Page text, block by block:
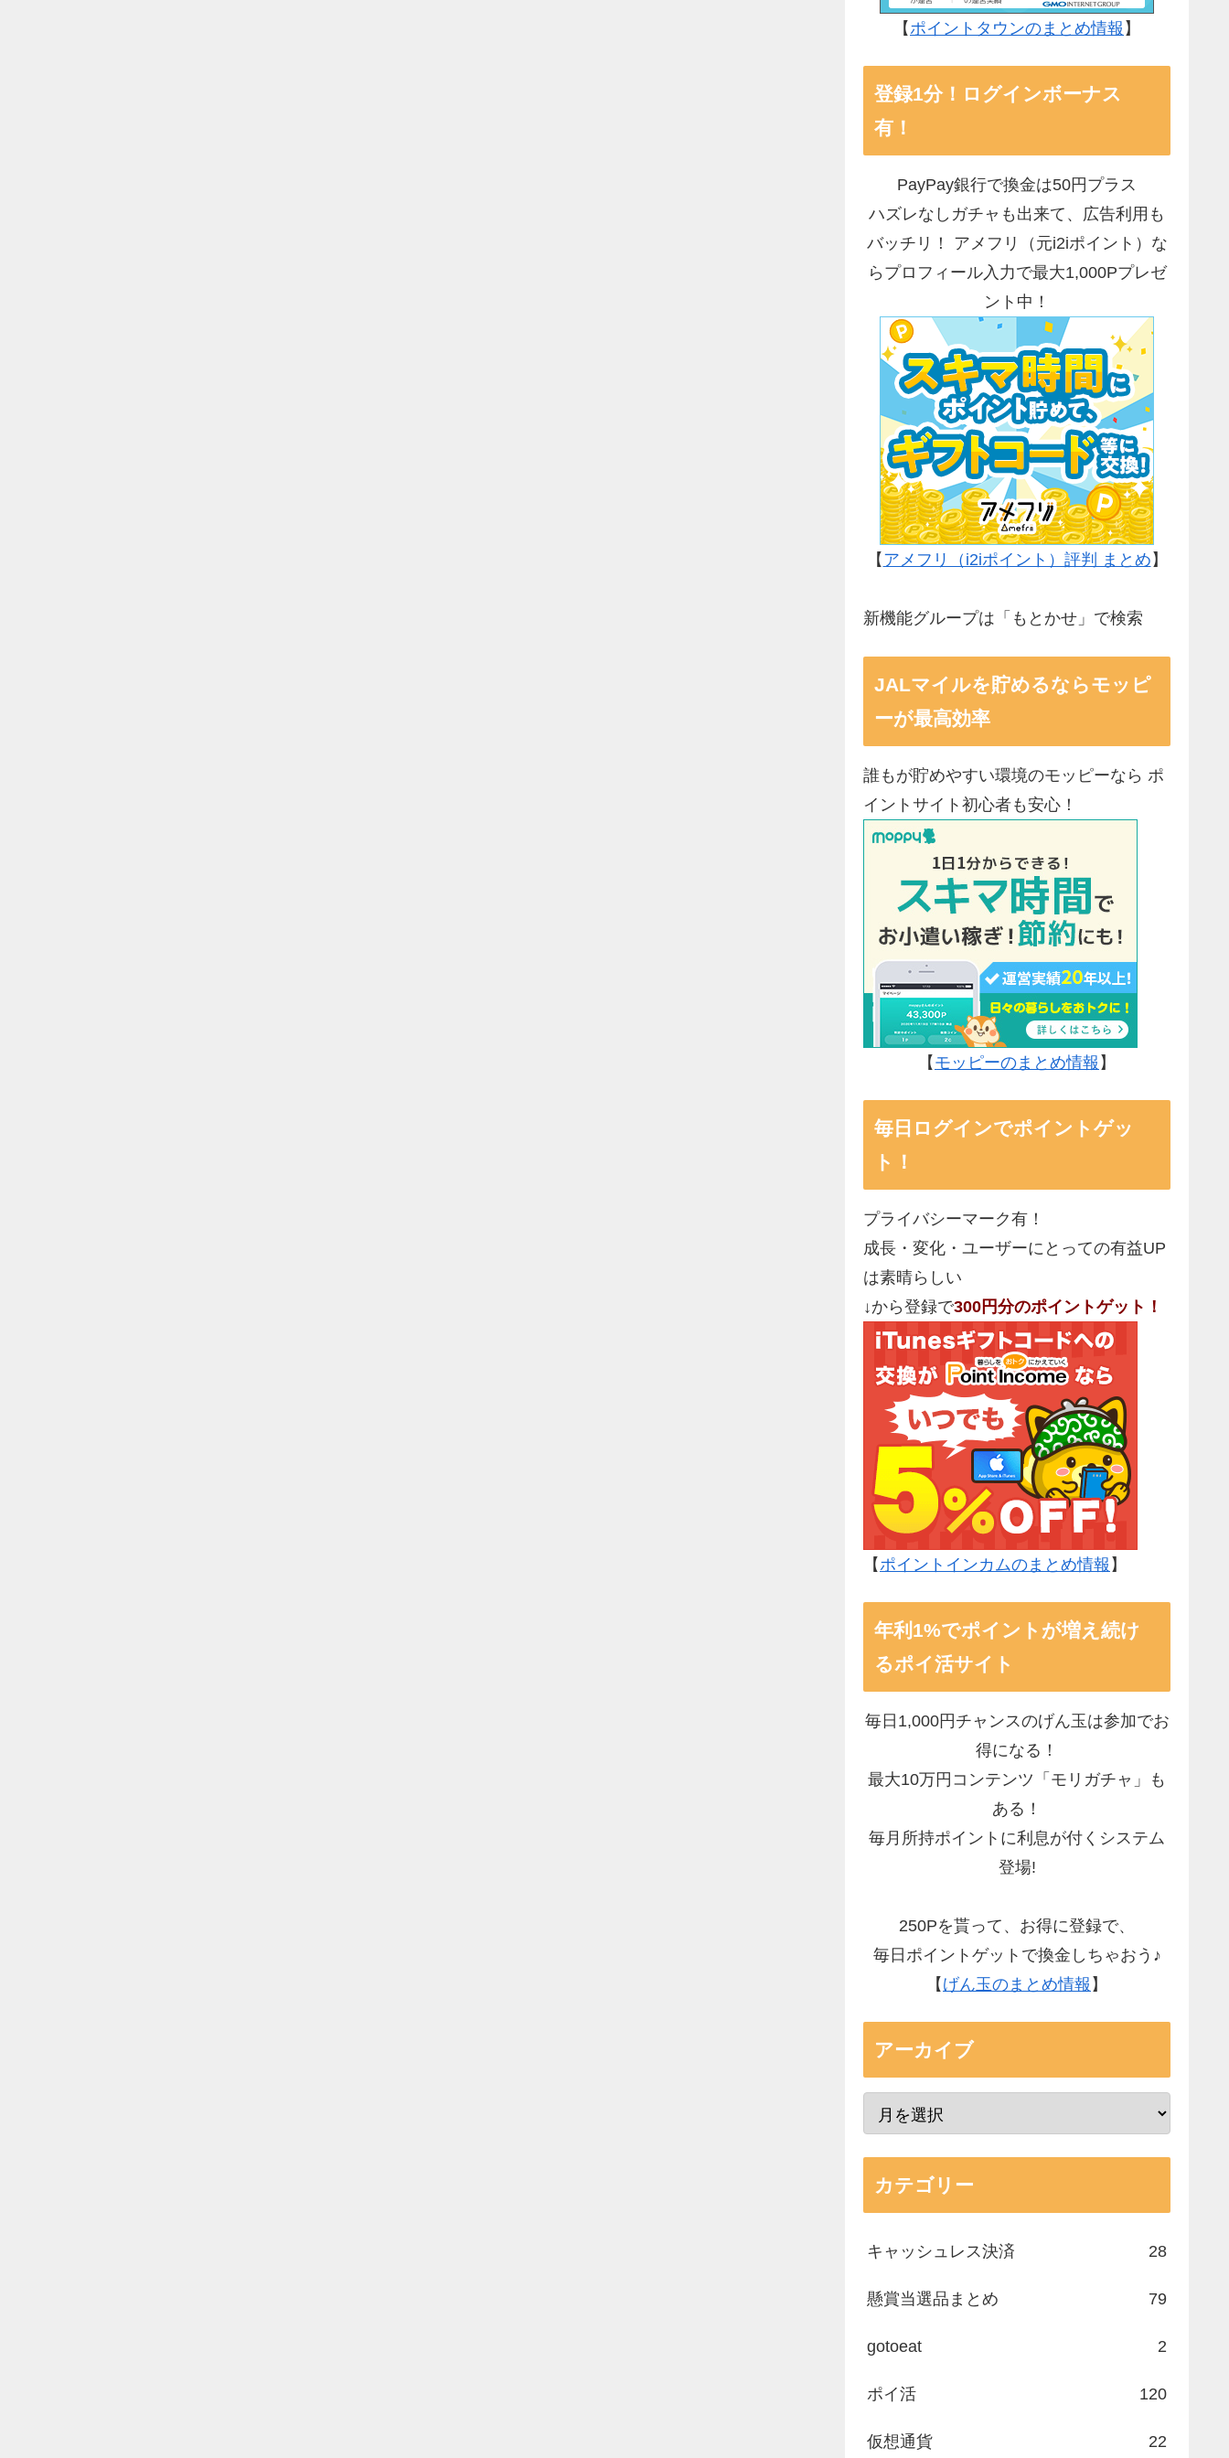
【ポイントタウンのまとめ情報 】
登録1分！ログインボーナス
有！
PayPay銀行で換金は50円プラス
ハズレなしガチャも出来て、広告利用も
バッチリ！ アメフリ（元i2iポイント）な
らプロフィール入力で最大1,000Pプレゼ
ント中！
【 アメフリ（i2iポイント）評判 まとめ 】
新機能グループは「もとかせ」で検索
JALマイルを貯めるならモッピ
ーが最高効率
誰もが貯めやすい環境のモッピーなら ポ
イントサイト初心者も安心！
【 モッピーのまとめ情報 】
毎日ログインでポイントゲッ
ト！
プライバシーマーク有！
成長・変化・ユーザーにとっての有益UP
は素晴らしい
↓から登録で300円分のポイントゲット！
【 ポイントインカムのまとめ情報 】
年利1%でポイントが増え続け
るポイ活サイト
毎日1,000円チャンスのげん玉は参加でお
得になる！
最大10万円コンテンツ「モリガチャ」も
ある！
毎月所持ポイントに利息が付くシステム
登場!
250Pを貰って、お得に登録で、
毎日ポイントゲットで換金しちゃおう♪
【 げん玉のまとめ情報 】
アーカイブ
カテゴリー
キャッシュレス決済 28
懸賞当選品まとめ 79
gotoeat 2
ポイ活 120
仮想通貨 22